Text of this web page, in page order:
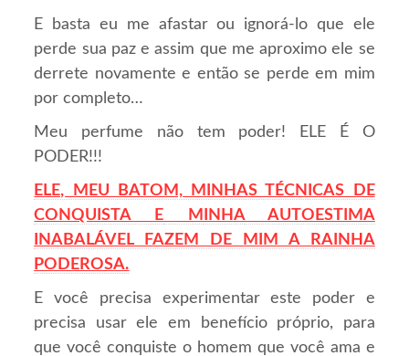
E basta eu me afastar ou ignorá-lo que ele
perde sua paz e assim que me aproximo ele se
derrete novamente e então se perde em mim
por completo…
Meu perfume não tem poder! ELE É O
PODER!!!
ELE, MEU BATOM, MINHAS TÉCNICAS DE
CONQUISTA E M INHAAUTOESTIMA
INABALÁVEL FAZEM DE MIM A RAINHA
PODEROSA.
E você precisa experimentar este poder e
precisa usar ele em benefício próprio, para
que você conquiste o homem que você ama e